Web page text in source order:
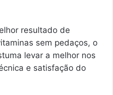
resultado de
sem pedaços, o
levar a melhor nos
e satisfação do